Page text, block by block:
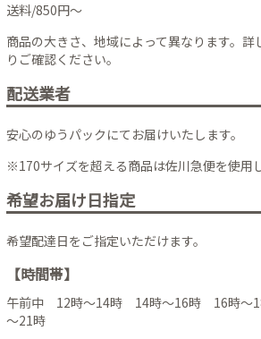
送料/850円～
商品の大きさ、地域によって異なります。詳
りご確認ください。
配送業者
安心のゆうパックにてお届けいたします。
※170サイズを超える商品は佐川急便を使用し
希望お届け日指定
希望配達日をご指定いただけます。
【時間帯】
午前中 12時～14時 14時～16時 16時
～21時